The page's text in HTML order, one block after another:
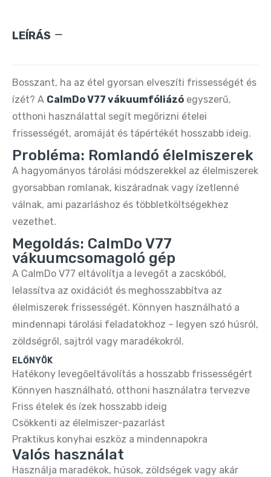
9.890 Ft
CO₂ patron – Zöld
9.890 Ft 20.090 Ft
CO₂ patron – Ezüst
9.890 Ft 20.990 Ft
Oté Hordozható Szódagép 450 ml + 20 db
9.890 Ft 20.090 Ft
OTE hordozható szódakészítő gép – CO₂
patronnal 20 db frissítő szódához
9.890 Ft 20.090 Ft
Buydeem DT620E 2‑Szeletes Kenyérpirító –
16.990 Ft 32.990 Ft
Buydeem DT620E Citromsárga 2‑Szeletes
Kenyérpirító – 7 Fokozat, Széles Nyílás
14.890 Ft 32.990 Ft
LEÍRÁS
Bosszant, ha az étel gyorsan elveszíti frissességét és
ízét? A CalmDo V77 vákuumfóliázó egyszerű,
otthoni használattal segít megőrizni ételei
frissességét, aromáját és tápértékét hosszabb ideig.
Probléma: Romlandó élelmiszerek
A hagyományos tárolási módszerekkel az élelmiszerek
gyorsabban romlanak, kiszáradnak vagy ízetlenné
válnak, ami pazarláshoz és többletköltségekhez
vezethet.
Megoldás: CalmDo V77
vákuumcsomagoló gép
A CalmDo V77 eltávolítja a levegőt a zacskóból,
lelassítva az oxidációt és meghosszabbítva az
élelmiszerek frissességét. Könnyen használható a
mindennapi tárolási feladatokhoz – legyen szó húsról,
zöldségről, sajtról vagy maradékokról.
ELŐNYÖK
Hatékony levegőeltávolítás a hosszabb frissességért
Könnyen használható, otthoni használatra tervezve
Friss ételek és ízek hosszabb ideig
Csökkenti az élelmiszer-pazarlást
Praktikus konyhai eszköz a mindennapokra
Valós használat
Használja maradékok, húsok, zöldségek vagy akár